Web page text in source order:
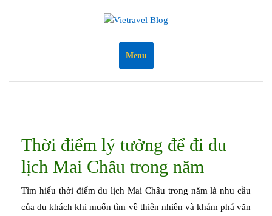
Menu
Thời điểm lý tưởng để đi du
lịch Mai Châu trong năm
Tìm hiểu thời điểm du lịch Mai Châu trong năm là nhu cầu
của du khách khi muốn tìm về thiên nhiên và khám phá văn